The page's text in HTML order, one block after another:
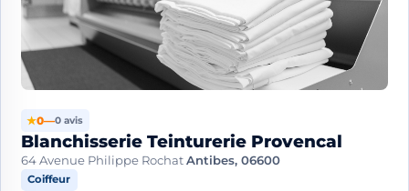
★0—0 avis
Blanchisserie Teinturerie Provencal
64 Avenue Philippe Rochat Antibes, 06600
Coiffeur